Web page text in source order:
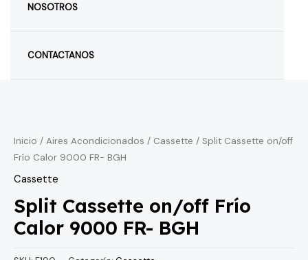
NOSOTROS
CONTACTANOS
Inicio / Aires Acondicionados / Cassette / Split Cassette on/off
Frío Calor 9000 FR- BGH
Cassette
Split Cassette on/off Frío
Calor 9000 FR- BGH